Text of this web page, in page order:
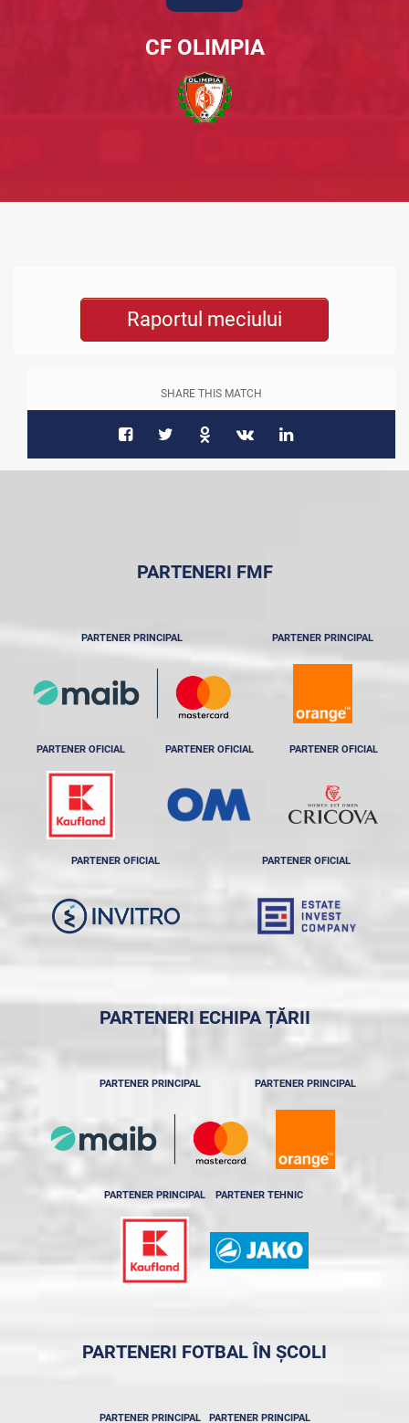
CF OLIMPIA
Raportul meciului
SHARE THIS MATCH
PARTENERI FMF
PARTENER PRINCIPAL PARTENER PRINCIPAL
PARTENER OFICIAL PARTENER OFICIAL PARTENER OFICIAL
PARTENER OFICIAL PARTENER OFICIAL
PARTENERI ECHIPA ȚĂRII
PARTENER PRINCIPAL PARTENER PRINCIPAL
PARTENER PRINCIPAL PARTENER TEHNIC
PARTENERI FOTBAL ÎN ȘCOLI
PARTENER PRINCIPAL PARTENER PRINCIPAL